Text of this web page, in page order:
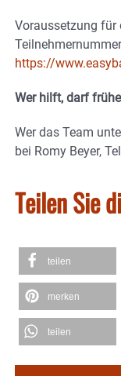
Voraussetzung für
https://
Wer hilft, darf
Wer das Team
bei Romy Beyer,
Teilen Sie
teilen
merken
teilen